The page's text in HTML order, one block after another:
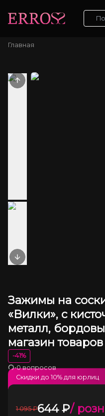
Главная
Previous slide
Next slide
Зажимы на
«Вилки», с
металл,
магазин товаров
-41%
Загрузка
•0 вопросов
1 095 ₽644₽/
Скидки до 10% для юрлиц